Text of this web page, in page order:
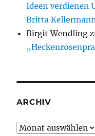
Ideen verdienen
Britta
Birgit Wendling
ARCHIV
Archiv